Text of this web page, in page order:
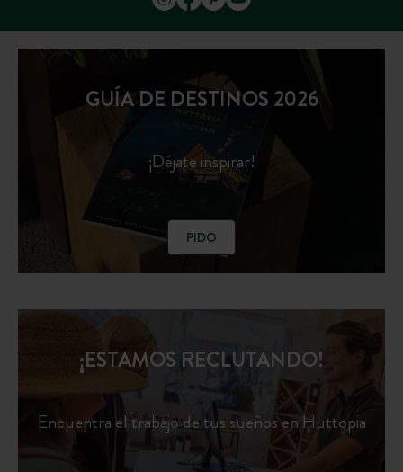
GUÍA DE DESTINOS 2026
¡Déjate inspirar!
PIDO
¡ESTAMOS RECLUTANDO!
Encuentra el trabajo de tus sueños en Huttopia